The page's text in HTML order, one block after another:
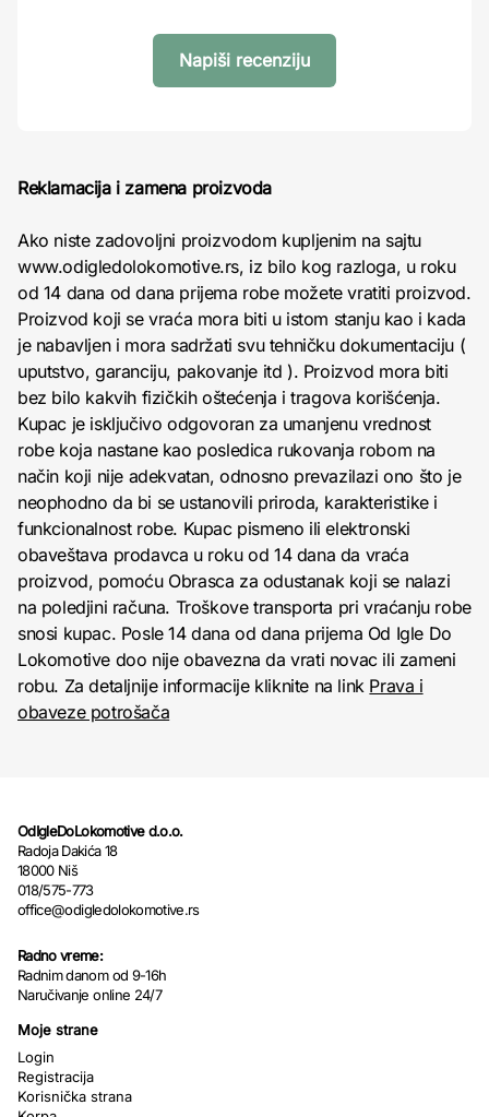
Napiši recenziju
Reklamacija i zamena proizvoda
Ako niste zadovoljni proizvodom kupljenim na sajtu
www.odigledolokomotive.rs, iz bilo kog razloga, u roku
od 14 dana od dana prijema robe možete vratiti proizvod.
Proizvod koji se vraća mora biti u istom stanju kao i kada
je nabavljen i mora sadržati svu tehničku dokumentaciju (
uputstvo, garanciju, pakovanje itd ). Proizvod mora biti
bez bilo kakvih fizičkih oštećenja i tragova korišćenja.
Kupac je isključivo odgovoran za umanjenu vrednost
robe koja nastane kao posledica rukovanja robom na
način koji nije adekvatan, odnosno prevazilazi ono što je
neophodno da bi se ustanovili priroda, karakteristike i
funkcionalnost robe. Kupac pismeno ili elektronski
obaveštava prodavca u roku od 14 dana da vraća
proizvod, pomoću Obrasca za odustanak koji se nalazi
na poledjini računa. Troškove transporta pri vraćanju robe
snosi kupac. Posle 14 dana od dana prijema Od Igle Do
Lokomotive doo nije obavezna da vrati novac ili zameni
robu. Za detaljnije informacije kliknite na link Prava i
obaveze potrošača
OdIgleDoLokomotive d.o.o.
Radoja Dakića 18
18000 Niš
018/575-773
office@odigledolokomotive.rs
Radno vreme:
Radnim danom od 9-16h
Naručivanje online 24/7
Moje strane
Login
Registracija
Korisnička strana